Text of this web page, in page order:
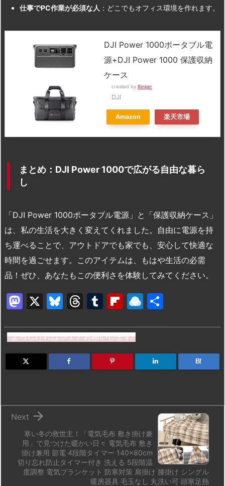
仕事でPC作業が必須な人 ：どこでもオフィス環境を作れます。
DJI Power 1000ポータブル電
源+DJI Power 1000 保護収納
ケース
created by Rinker
DJI
Amazon 楽天市場
まとめ：DJI Power 1000で広がる自由な暮ら
し
「DJI Power 1000ポータブル電源」と「保護収納ケース」
は、私の生活を大きく変えてくれました。自由に電源を持
ち運べることで、アウトドアでも家でも、安心して快適な
時間を過ごせます。このアイテムは、もはや生活の必需
品！ぜひ、あなたもこの便利さを体験してみてください。
M
st
o
d
X
Bl
e
s
k
T
e
a
d
T
m
bl
r
Fl
b
o
ar
R
n
dr
o
よろしければシェアお願いします
B!
寒い冬の救世主！「電気毛布 敷き掛け兼
用」で見つけた暖かい日々 電気毛布 敷き
掛け兼用 節電 4段階タイマー 140×80cm
切り忘れ防止タイマー付き 洗える 5段階温
度調整 電気ブランケット 防寒対策 肩掛け 膝掛け シングル
暖房器具 毛玉なし 丸洗い可 頭寒足熱

Next